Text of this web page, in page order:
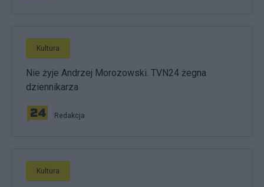
Kultura
Nie żyje Andrzej Morozowski. TVN24 żegna
dziennikarza
Redakcja
Kultura